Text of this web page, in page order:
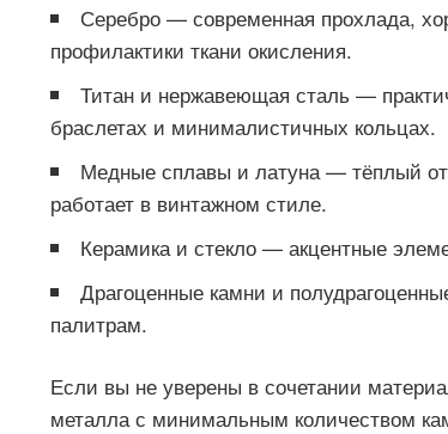
Серебро — современная прохлада,
профилактики ткани окисления.
Титан и нержавеющая сталь —
браслетах и минималистичных кольцах.
Медные сплавы и латуна — тёплый
работает в винтажном стиле.
Керамика и стекло — акцентные
Драгоценные камни и
палитрам.
Если вы не уверены в сочетании
металла с минимальным количеством